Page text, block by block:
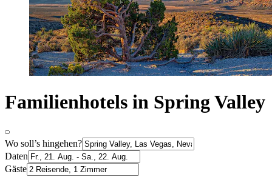
Familienhotels in Spring Valley
Wo soll’s hingehen?
Daten
Gäste